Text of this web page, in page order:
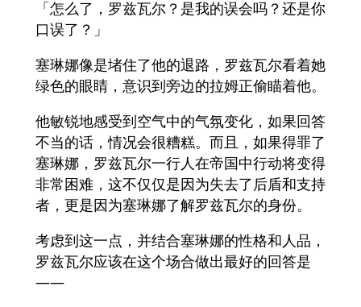
「怎么了，罗兹瓦尔？是我的误会吗？还是你
口误了？」
塞琳娜像是堵住了他的退路，罗兹瓦尔看着她
绿色的眼睛，意识到旁边的拉姆正偷瞄着他。
他敏锐地感受到空气中的气氛变化，如果回答
不当的话，情况会很糟糕。而且，如果得罪了
塞琳娜，罗兹瓦尔一行人在帝国中行动将变得
非常困难，这不仅仅是因为失去了后盾和支持
者，更是因为塞琳娜了解罗兹瓦尔的身份。
考虑到这一点，并结合塞琳娜的性格和人品，
罗兹瓦尔应该在这个场合做出最好的回答是
——